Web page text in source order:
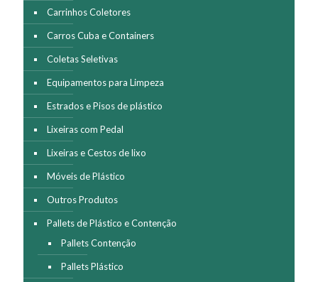
Carrinhos Coletores
Carros Cuba e Containers
Coletas Seletivas
Equipamentos para Limpeza
Estrados e Pisos de plástico
Lixeiras com Pedal
Lixeiras e Cestos de lixo
Móveis de Plástico
Outros Produtos
Pallets de Plástico e Contenção
Pallets Contenção
Pallets Plástico